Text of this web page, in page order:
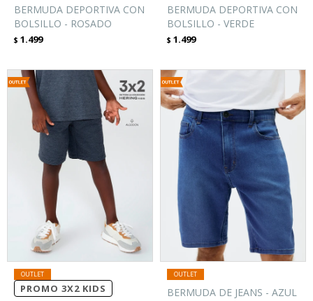
BERMUDA DEPORTIVA CON
BOLSILLO - ROSADO
$ 1.499
BERMUDA DEPORTIVA CON
BOLSILLO - VERDE
$ 1.499
PROMO 3X2 KIDS BERMUDA DE JEANS - AZUL